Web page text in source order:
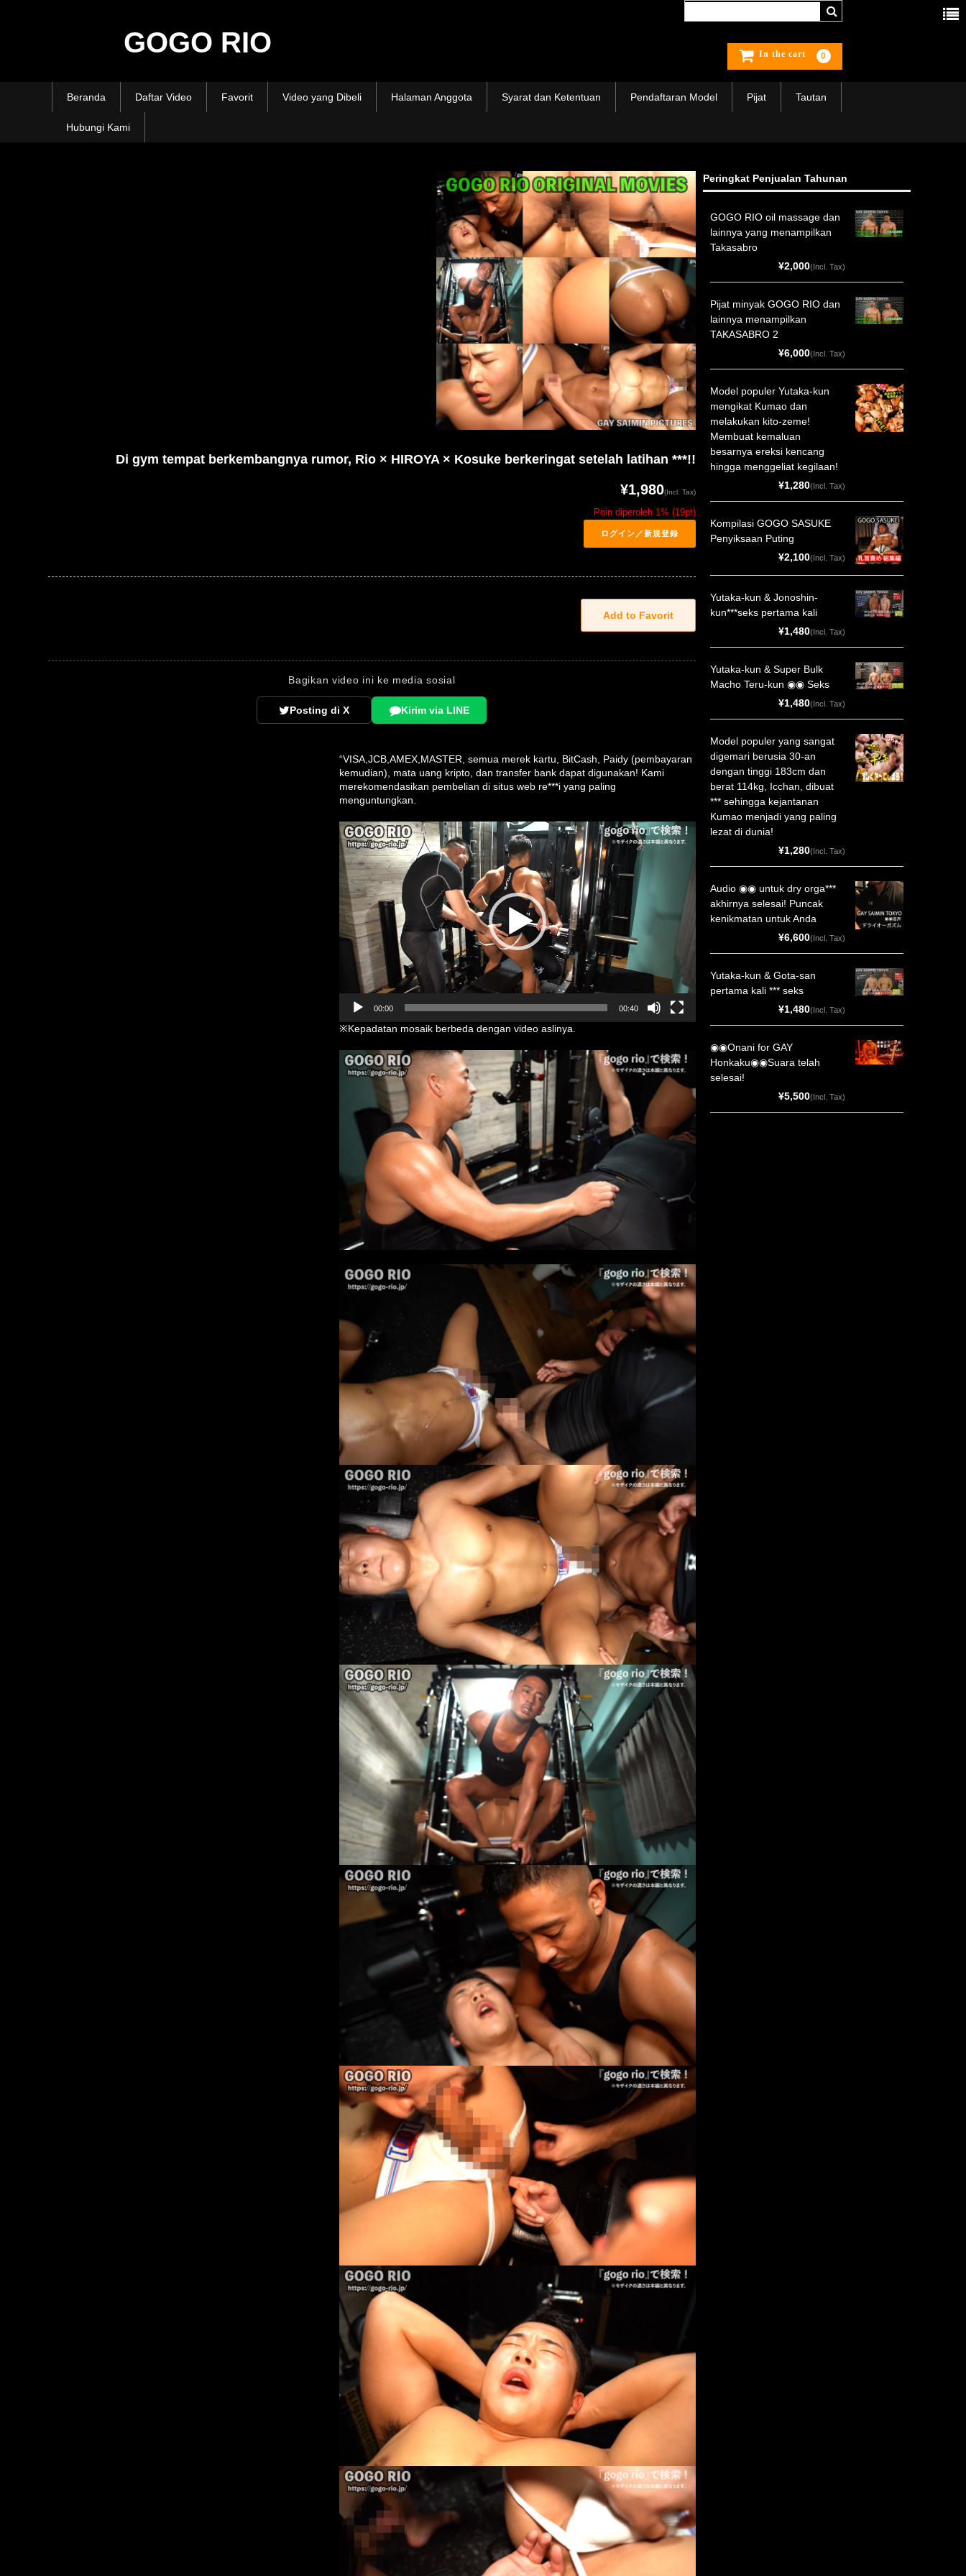
GOGO RIO In the cart 0
Beranda Daftar Video Favorit Video yang Dibeli Halaman Anggota Syarat dan Ketentuan Pendaftaran Model Pijat Tautan
Hubungi Kami
Di gym tempat berkembangnya rumor, Rio × HIROYA × Kosuke berkeringat setelah latihan ***!!
¥1,980(Incl. Tax)
Poin diperoleh 1% (19pt)
Bagikan video ini ke media sosial
Posting di X Kirim via LINE
“VISA,JCB,AMEX,MASTER, semua merek kartu, BitCash, Paidy (pembayaran
kemudian), mata uang kripto, dan transfer bank dapat digunakan! Kami
merekomendasikan pembelian di situs web re***i yang paling
menguntungkan.
Video
Player
00:00 00:40
※Kepadatan mosaik berbeda dengan video aslinya.
Peringkat Penjualan Tahunan
GOGO RIO oil massage dan
lainnya yang menampilkan
Takasabro
¥2,000(Incl. Tax)
Pijat minyak GOGO RIO dan
lainnya menampilkan
TAKASABRO 2
¥6,000(Incl. Tax)
Model populer Yutaka-kun
mengikat Kumao dan
melakukan kito-zeme!
Membuat kemaluan
besarnya ereksi kencang
hingga menggeliat kegilaan!
¥1,280(Incl. Tax)
Kompilasi GOGO SASUKE
Penyiksaan Puting
¥2,100(Incl. Tax)
Yutaka-kun & Jonoshin-
kun***seks pertama kali
¥1,480(Incl. Tax)
Yutaka-kun & Super Bulk
Macho Teru-kun ◉◉ Seks
¥1,480(Incl. Tax)
Model populer yang sangat
digemari berusia 30-an
dengan tinggi 183cm dan
berat 114kg, Icchan, dibuat
*** sehingga kejantanan
Kumao menjadi yang paling
lezat di dunia!
¥1,280(Incl. Tax)
Audio ◉◉ untuk dry orga***
akhirnya selesai! Puncak
kenikmatan untuk Anda
¥6,600(Incl. Tax)
Yutaka-kun & Gota-san
pertama kali *** seks
¥1,480(Incl. Tax)
◉◉Onani for GAY
Honkaku◉◉Suara telah
selesai!
¥5,500(Incl. Tax)